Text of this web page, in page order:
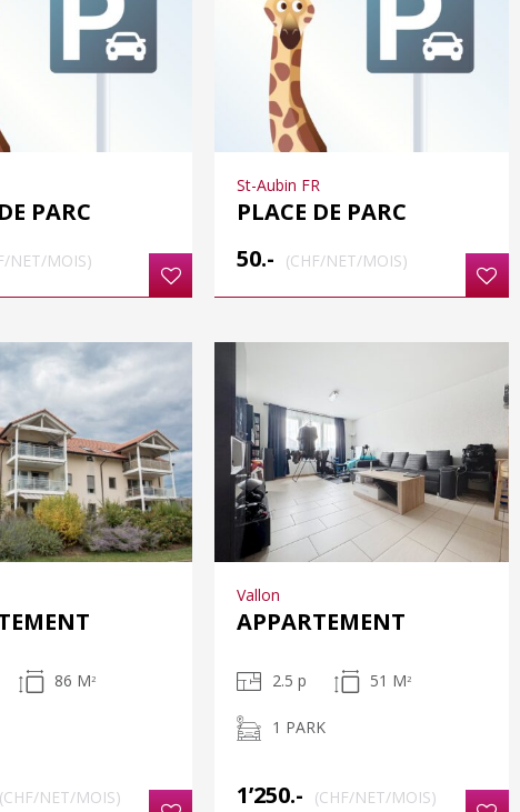
PARC
NET/MOIS)
St-Aubin FR
PLACE DE PARC
50.-
(CHF/NET/MOIS)
86 M2
(CHF/NET/MOIS)
Vallon
APPARTEMENT
2.5 p 51 M2
1 PARK
1’250.- (CHF/NET/MOIS)